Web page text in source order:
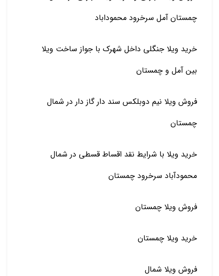
چمستان آمل سرخرود محموداباد
خرید ویلا جنگلی داخل شهرک با جواز ساخت ویلا
بین آمل و چمستان
فروش ویلا نیم دوبلکس سند دار گاز دار در شمال
چمستان
خرید ویلا با شرایط نقد اقساط قسطی در شمال
محمودآباد سرخرود چمستان
فروش ویلا چمستان
خرید ویلا چمستان
فروش ویلا شمال